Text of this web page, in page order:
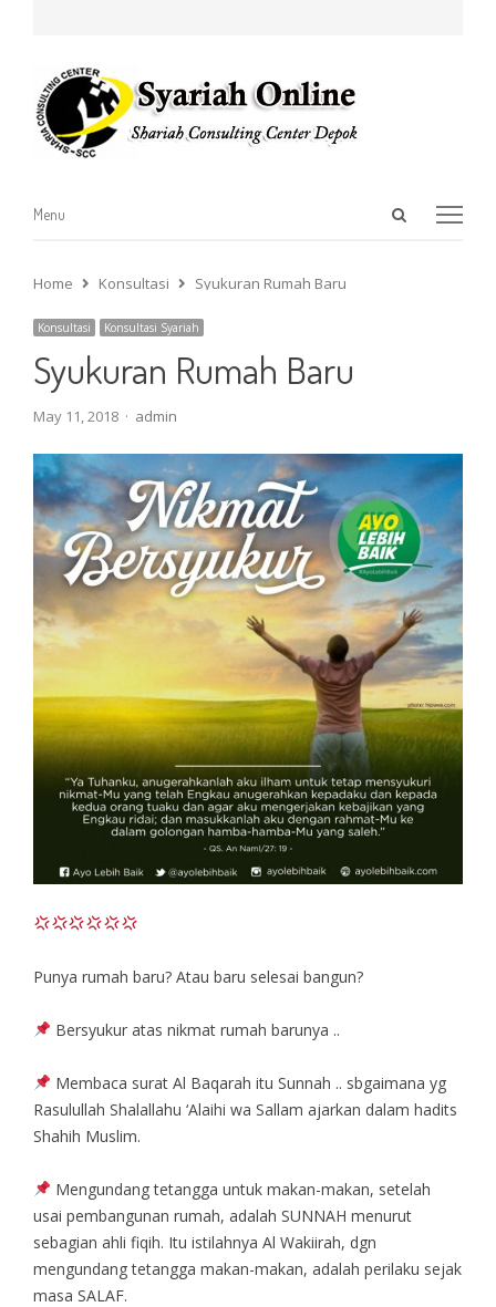
Open
Menu
Menu
Home Konsultasi Syukuran Rumah Baru
Konsultasi Konsultasi Syariah
Syukuran Rumah Baru
May 11, 2018 Author
admin
Punya rumah baru? Atau baru selesai bangun?
Bersyukur atas nikmat rumah barunya ..
Membaca surat Al Baqarah itu Sunnah .. sbgaimana yg
Rasulullah Shalallahu ‘Alaihi wa Sallam ajarkan dalam hadits
Shahih Muslim.
Mengundang tetangga untuk makan-makan, setelah
usai pembangunan rumah, adalah SUNNAH menurut
sebagian ahli fiqih. Itu istilahnya Al Wakiirah, dgn
mengundang tetangga makan-makan, adalah perilaku sejak
masa SALAF.